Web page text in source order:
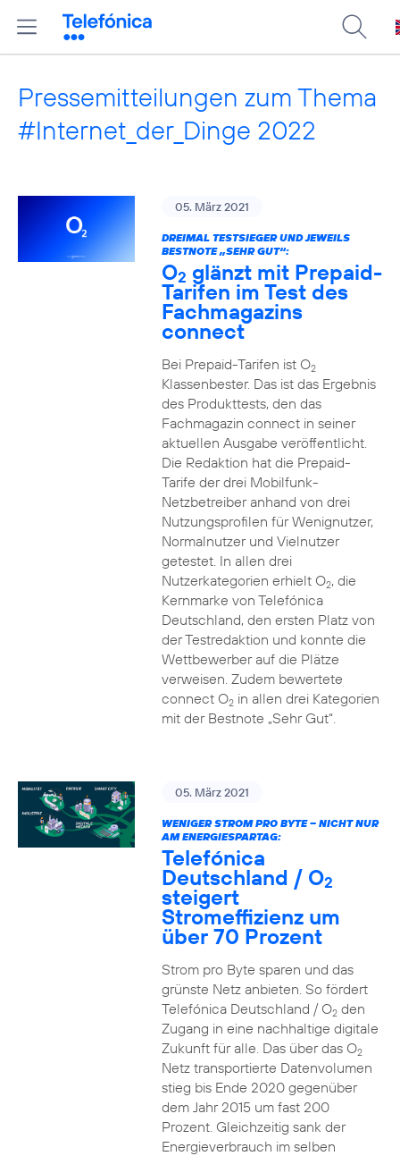
Pressemitteilungen zum Thema
#Internet_der_Dinge 2022
05. März 2021
DREIMAL TESTSIEGER UND JEWEILS
BESTNOTE „SEHR GUT“:
O2 glänzt mit Prepaid-
Tarifen im Test des
Fachmagazins
connect
Bei Prepaid-Tarifen ist O2
Klassenbester. Das ist das Ergebnis
des Produkttests, den das
Fachmagazin connect in seiner
aktuellen Ausgabe veröffentlicht.
Die Redaktion hat die Prepaid-
Tarife der drei Mobilfunk-
Netzbetreiber anhand von drei
Nutzungsprofilen für Wenignutzer,
Normalnutzer und Vielnutzer
getestet. In allen drei
Nutzerkategorien erhielt O2, die
Kernmarke von Telefónica
Deutschland, den ersten Platz von
der Testredaktion und konnte die
Wettbewerber auf die Plätze
verweisen. Zudem bewertete
connect O2in allen drei Kategorien
mit der Bestnote „Sehr Gut“.
05. März 2021
WENIGER STROM PRO BYTE – NICHT NUR
AM ENERGIESPARTAG:
Telefónica
Deutschland / O2
steigert
Stromeffizienz um
über 70 Prozent
Strom pro Byte sparen und das
grünste Netz anbieten. So fördert
Telefónica Deutschland / O2den
Zugang in eine nachhaltige digitale
Zukunft für alle. Das über das O2
Netz transportierte Datenvolumen
stieg bis Ende 2020 gegenüber
dem Jahr 2015 um fast 200
Prozent. Gleichzeitig sank der
Energieverbrauch im selben